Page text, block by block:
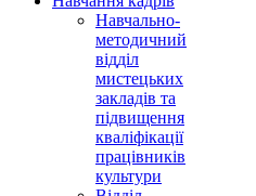
Навчально-
методичний
відділ
мистецьких
закладів та
підвищення
кваліфікації
працівників
культури